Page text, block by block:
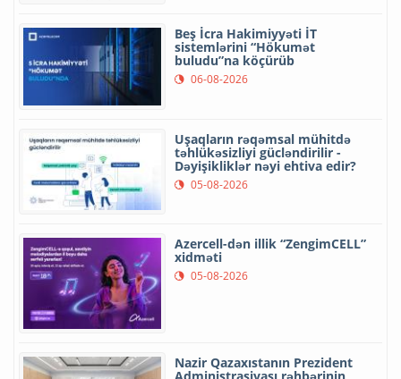
Beş İcra Hakimiyyəti İT
sistemlərini “Hökumət
buludu”na köçürüb
06-08-2026
Uşaqların rəqəmsal mühitdə
təhlükəsizliyi gücləndirilir -
Dəyişikliklər nəyi ehtiva edir?
05-08-2026
Azercell-dən illik “ZengimCELL”
xidməti
05-08-2026
Nazir Qazaxıstanın Prezident